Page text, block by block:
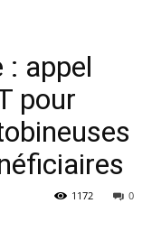
appel
pour
0
1172